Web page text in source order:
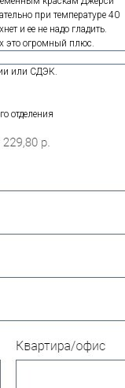
при температуре 40
и ее не надо гладить.
это огромный плюс.
или СДЭК.
отделения